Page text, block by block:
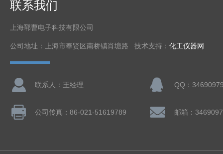
联系我们
上海郓曹电子科技有限公司
公司地址：上海市奉贤区南桥镇肖塘路 技术支持： 化工仪器网
联系人：王经理 QQ：
公司传真：86-021-51619789 邮箱：